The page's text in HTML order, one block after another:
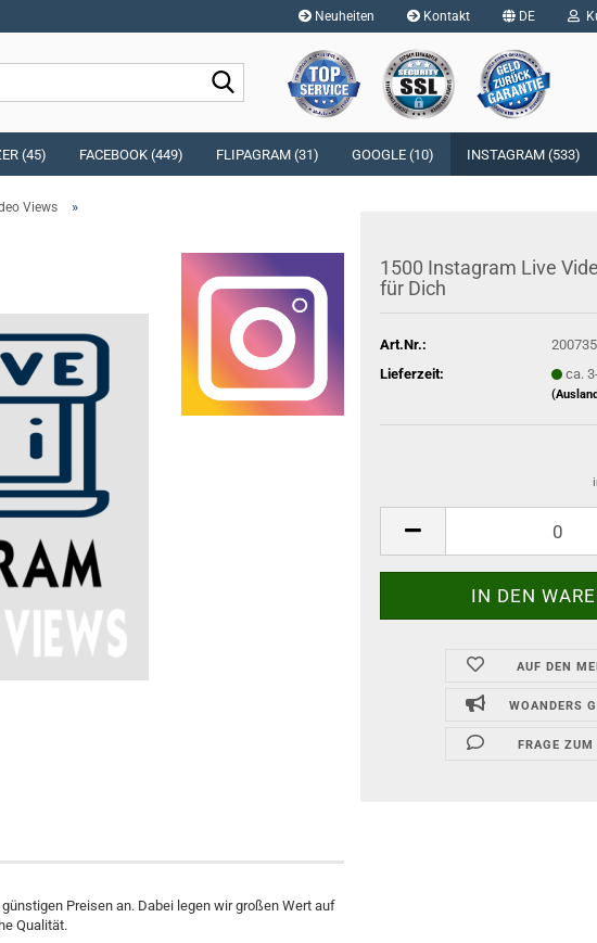
Neuheiten Kontakt DE
Sprache auswählen
E-Mail
Konto erstellen
Passwort vergessen?
(45) FACEBOOK (449) FLIPAGRAM (31) GOOGLE (10) INSTAGRAM (533)
Views »
1500 In­sta­gram Live
für Dich
Art.Nr.:
200735
Lieferzeit:
ca.
AUF DEN
WOANDERS
FRAGE ZUM
Preisen an. Dabei legen wir großen Wert auf
Qualität.